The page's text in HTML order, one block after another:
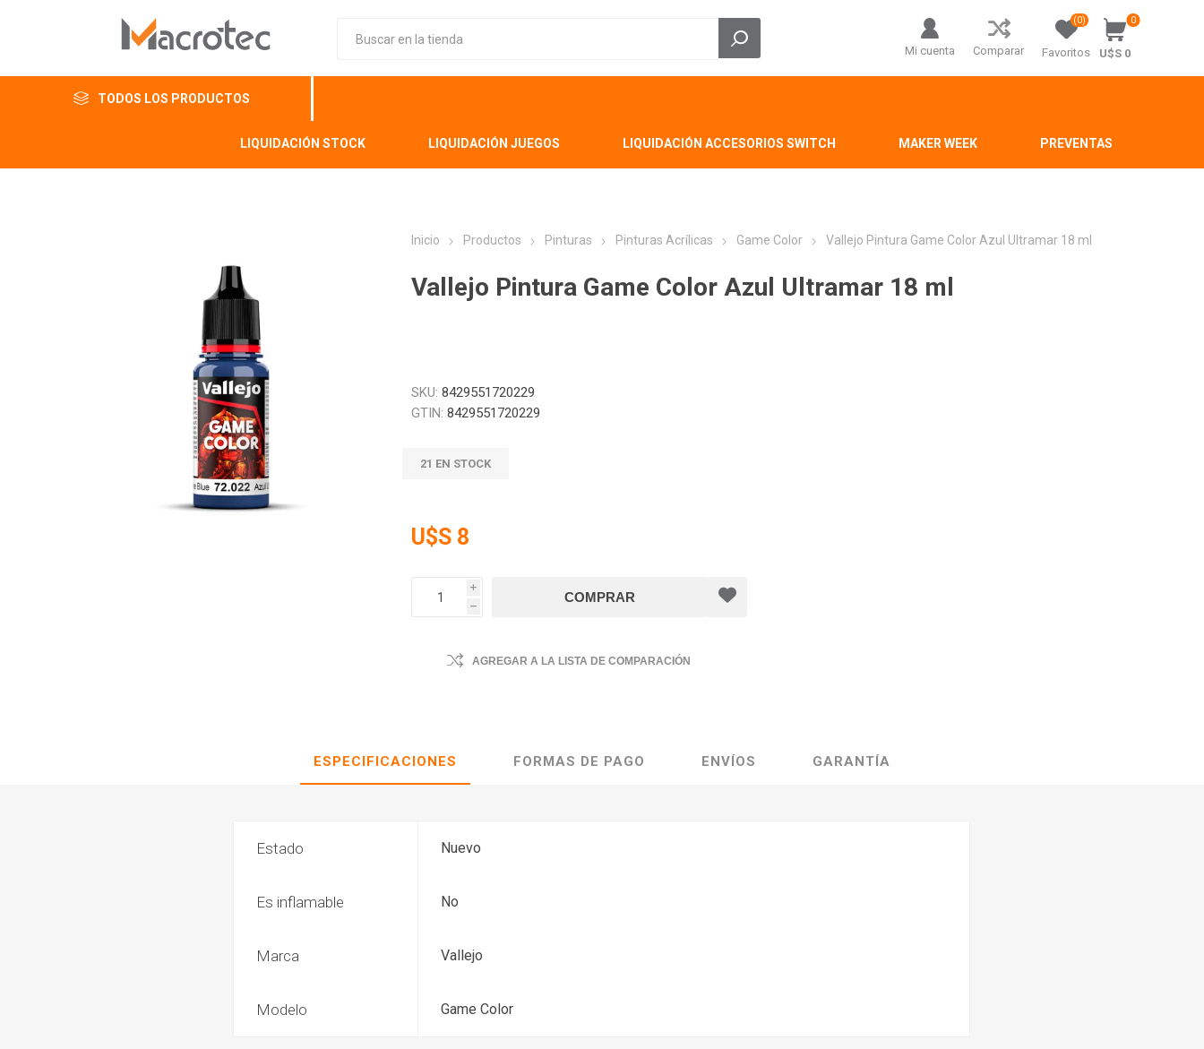
Mi cuenta Comparar Favoritos
(0) 0
U$S 0
TODOS LOS PRODUCTOS
LIQUIDACIÓN STOCK LIQUIDACIÓN JUEGOS LIQUIDACIÓN ACCESORIOS SWITCH MAKER WEEK PREVENTAS
Inicio Productos Pinturas Pinturas Acrílicas Game Color Vallejo Pintura Game Color Azul Ultramar 18 ml
Vallejo Pintura Game Color Azul Ultramar 18 ml
SKU: 8429551720229
GTIN: 8429551720229
21 EN STOCK
U$S 8
i
h
AGREGAR A LA LISTA DE COMPARACIÓN
ESPECIFICACIONES FORMAS DE PAGO ENVÍOS GARANTÍA
Estado Nuevo
Es inflamable No
Marca Vallejo
Modelo Game Color